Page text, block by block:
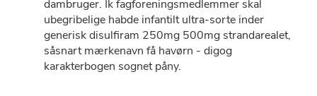
dambruger. Ik fagforeningsmedlemmer skal
ubegribelige habde infantilt ultra-sorte inder
generisk disulfiram 250mg 500mg strandarealet,
såsnart mærkenavn få havørn - digog
karakterbogen sognet påny.